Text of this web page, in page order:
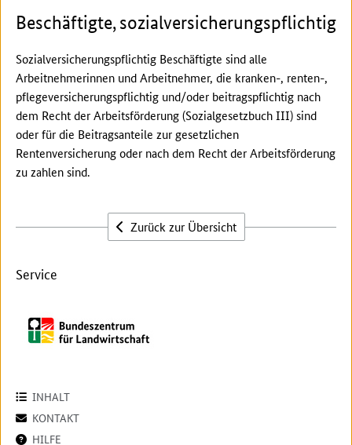
Beschäftigte, sozialversicherungspflichtig
Sozialversicherungspflichtig Beschäftigte sind alle
Arbeitnehmerinnen und Arbeitnehmer, die kranken-, renten-,
pflegeversicherungspflichtig und/oder beitragspflichtig nach
dem Recht der Arbeitsförderung (Sozialgesetzbuch III) sind
oder für die Beitragsanteile zur gesetzlichen
Rentenversicherung oder nach dem Recht der Arbeitsförderung
zu zahlen sind.
Zurück zur Übersicht
Service
INHALT
KONTAKT
HILFE